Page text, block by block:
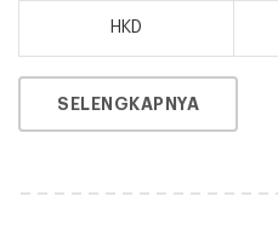
HKD
SELENGKAPNYA